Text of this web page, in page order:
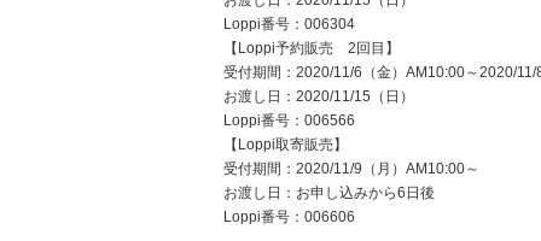
Loppi番号：006304
【Loppi予約販売 2回目】
受付期間：2020/11/6（金）AM10:00～2020/
お渡し日：2020/11/15（日）
Loppi番号：006566
【Loppi取寄販売】
受付期間：2020/11/9（月）AM10:00～
お渡し日：お申し込みから6日後
Loppi番号：006606